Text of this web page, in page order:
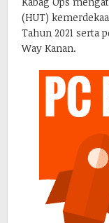
(HUT)
Tahun 2021 serta
Way Kanan.